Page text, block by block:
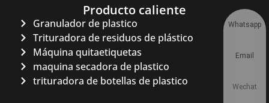
Producto caliente
Granulador de plastico
Trituradora de residuos de plástico
Máquina quitaetiquetas
maquina secadora de plastico
trituradora de botellas de plastico
Whatsapp
Email
Wechat